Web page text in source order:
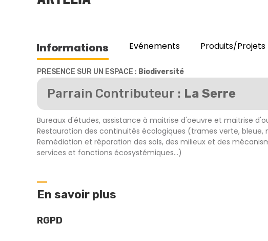
Informations Evénements Produits/Projets
PRESENCE SUR UN ESPACE : Biodiversité
Parrain Contributeur : La Serre
Bureaux d'études, assistance à maitrise d'oeuvre et maitrise
Restauration des continuités écologiques (trames verte, bleue,
Remédiation et réparation des sols, des milieux et des
services et fonctions écosystémiques...)
En savoir plus
RGPD